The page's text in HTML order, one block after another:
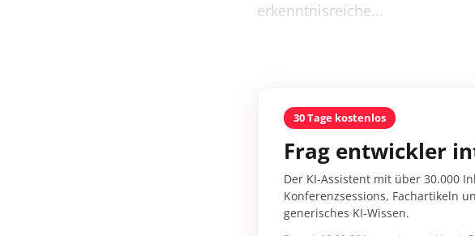
erkenntnisreiche...
30 Tage kostenlos
Frag entwickler
Der KI-Assistent mit über 30.000
Konferenzsessions, Fachartikeln
generisches KI-Wissen.